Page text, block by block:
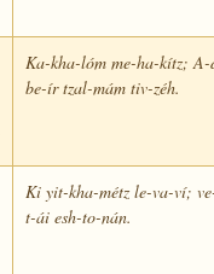
Ka-kha-lóm me-ha-kítz;
be-ír tzal-mám tiv-zéh.
Ki yit-kha-métz le-va-ví;
t-ái esh-to-nán.